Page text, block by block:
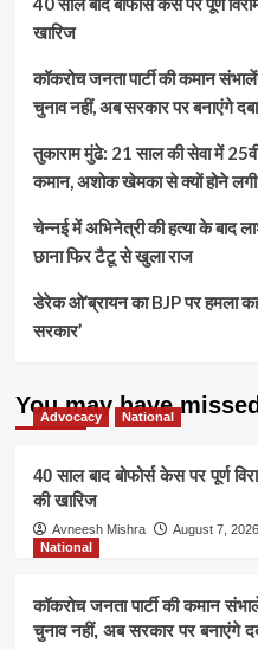
महिला
कप
का
5
अक्टूबर
भारत-
पाकिस्तान
टक्कर,
खारिज
कॉकरोच जनता पार्टी की कमान
चुनाव नहीं, अब सरकार पर बनाएंगे
तुकाराम मुंढे: 21 साल की सेवा में
कमान, अशोक खेमका से क्यों होने
चेन्नई में अभिनेत्री की हत्या के
छाना फिर टैटू से खुला राज
डेरेक ओ’ब्रायन का BJP पर हमला
सरकार’
You may have
Advocacy National
40 साल बाद बोफोर्स केस पर पूर्ण
की खारिज
Avneesh Mishra August 7, 2026
National
कॉकरोच जनता पार्टी की कमान
चुनाव नहीं, अब सरकार पर बनाएंगे